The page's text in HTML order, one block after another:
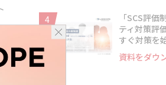
4
「SCS評価
ティ対策評
すぐ対策を
資料をダウ